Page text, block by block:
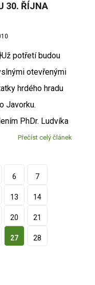
30. ŘÍJNA
potřetí budou
otevřenými
hrdého hradu
Javorku.
PhDr. Ludvíka
Přečíst celý článek
6 7
13 14
20 21
27 28